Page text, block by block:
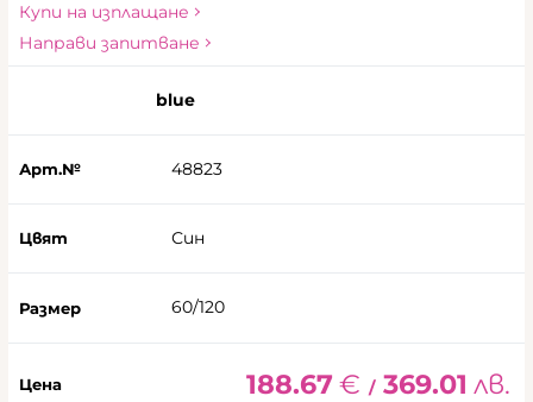
Купи на изплащане
Направи запитване
48823
blue
Син
60/120
188.67€ / 369.01 лв.